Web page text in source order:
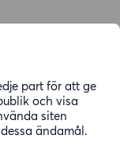
part för att ge
och visa
siten
ändamål.